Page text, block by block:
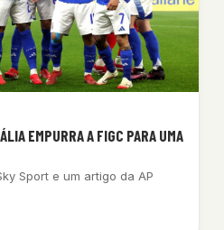
EMPURRA A FIGC PARA UMA
Sport e um artigo da AP